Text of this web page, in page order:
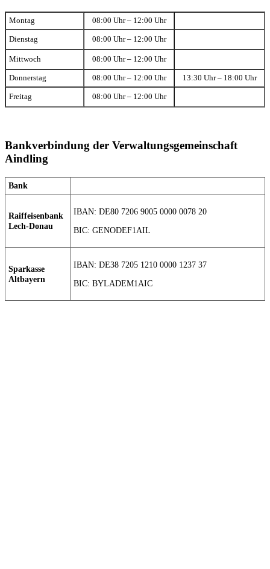
Montag 08:00 Uhr – 12:00 Uhr
Dienstag 08:00 Uhr – 12:00 Uhr
Mittwoch 08:00 Uhr – 12:00 Uhr
Donnerstag 08:00 Uhr – 12:00 Uhr 13:30 Uhr – 18:00 Uhr
Freitag 08:00 Uhr – 12:00 Uhr
Bankverbindung der Verwaltungsgemeinschaft
Aindling
Bank
Raiffeisenbank
Lech-Donau
IBAN: DE80 7206 9005 0000 0078 20
BIC: GENODEF1AIL
Sparkasse
Altbayern
IBAN: DE38 7205 1210 0000 1237 37
BIC: BYLADEM1AIC